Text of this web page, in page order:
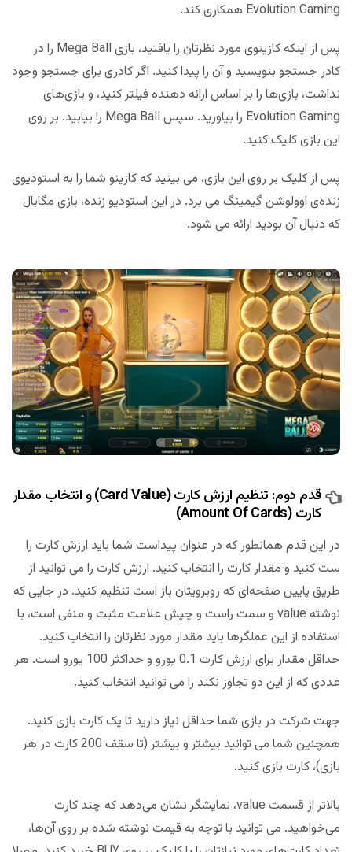
Evolution Gaming همکاری کند.
پس از اینکه کازینوی مورد نظرتان را یافتید، بازی Mega Ball را در
کادر جستجو بنویسید و آن را پیدا کنید. اگر کادری برای جستجو وجود
نداشت، بازی‌ها را بر اساس ارائه دهنده فیلتر کنید، و بازی‌های
Evolution Gaming را بیاورید. سپس Mega Ball را بیابید. بر روی
این بازی کلیک کنید.
پس از کلیک بر روی این بازی، می بینید که کازینو شما را به استودیوی
زنده‌ی اوولوشن گیمینگ می برد. در این استودیو زنده، بازی مگابال
که دنبال آن بودید ارائه می شود.
قدم دوم: تنظیم ارزش کارت (Card Value) و انتخاب مقدار
کارت (Amount Of Cards
)
در این قدم همانطور که در عنوان پیداست شما باید ارزش کارت را
ست کنید و مقدار کارت را انتخاب کنید. ارزش کارت را می توانید از
طریق پایین صفحه‌ای که روبرویتان باز است تنظیم کنید. در جایی که
نوشته value و سمت راست و چپش علامت مثبت و منفی است، با
استفاده از این عملگرها باید مقدار مورد نظرتان را انتخاب کنید.
حداقل مقدار برای ارزش کارت 0.1 یورو و حداکثر 100 یورو است. هر
عددی که از این دو تجاوز نکند را می توانید انتخاب کنید.
جهت شرکت در بازی شما حداقل نیاز دارید تا یک کارت بازی کنید.
همچنین شما می توانید بیشتر و بیشتر (تا سقف 200 کارت در هر
بازی)، کارت بازی کنید.
بالاتر از قسمت value، نمایشگر نشان می‌دهد که چند کارت
می‌خواهید. می توانید با توجه به قیمت نوشته شده بر روی آن‌ها،